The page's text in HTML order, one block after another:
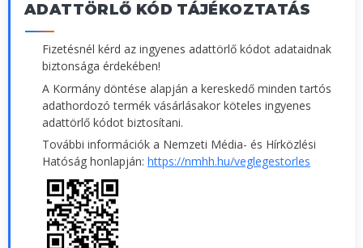
ADATTÖRLŐ KÓD TÁJÉKOZTATÁS
Fizetésnél kérd az ingyenes adattörlő kódot adataidnak
biztonsága érdekében!
A Kormány döntése alapján a kereskedő minden tartós
adathordozó termék vásárlásakor köteles ingyenes
adattörlő kódot biztosítani.
További információk a Nemzeti Média- és Hírközlési
Hatóság honlapján: https://nmhh.hu/veglegestorles